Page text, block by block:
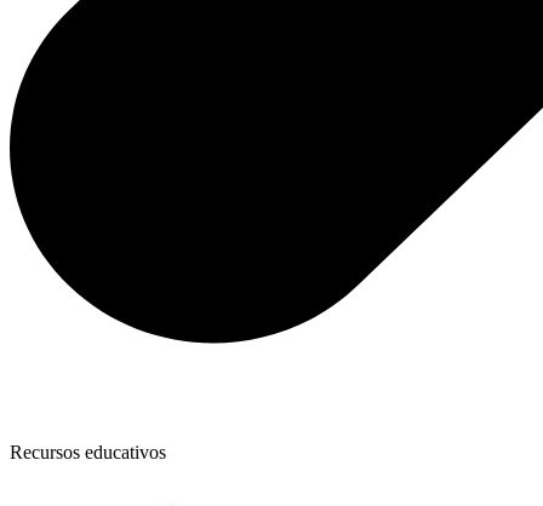
Recursos educativos